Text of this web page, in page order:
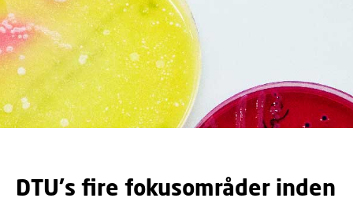
DTU's fire fokusområder inden